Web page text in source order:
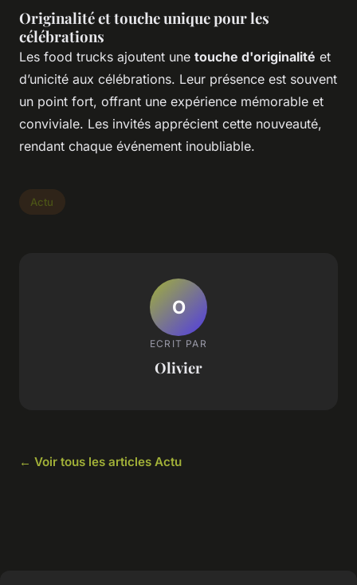
Originalité et touche unique pour les
célébrations
Les food trucks ajoutent une touche d'originalité et
d’unicité aux célébrations. Leur présence est souvent
un point fort, offrant une expérience mémorable et
conviviale. Les invités apprécient cette nouveauté,
rendant chaque événement inoubliable.
Actu
O
ECRIT PAR
Olivier
← Voir tous les articles Actu